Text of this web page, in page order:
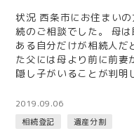
状況 西条市にお住まいの方から父が亡くなったことによる相
続のご相談でした。 母
ある自分だけが相続人だ
た父には母より前に前妻
隠し子がいることが判明
2019.09.06
相続登記
遺産分割